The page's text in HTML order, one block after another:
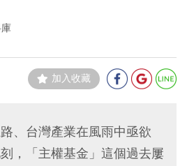
加入收藏
、台灣產業在風雨中亟欲
，「主權基金」這個過去屢